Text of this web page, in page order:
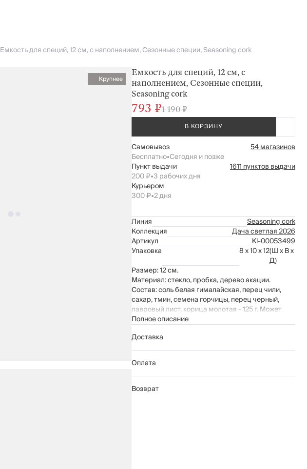
Емкость для специй, 12 см, с наполнением, Сезонные специи, Seasoning cork
Крупнее
Емкость для специй, 12 см, с
наполнением, Сезонные специи,
Seasoning cork
793 ₽1 190 ₽
В КОРЗИНУ
Самовывоз
54 магазинов
Бесплатно•Сегодня и позже
Пункт выдачи
1611 пунктов выдачи
200 ₽•3 рабочих дня
Курьером
300 ₽•2 дня
Линия
Seasoning cork
Коллекция
Дача светлая 2026
Артикул
Kl-00053499
Упаковка
8 x 10 x 12(Ш x В x
Д)
Размер: 12 см.
Материал: стекло, пробка, дерево акации.
Состав: соль белая гималайская, перец чили,
сахар, тмин, семена горчицы, перец черный,
лавровый лист, корица молотая - 125 г. Может
содержать следы горчицы и кунжута.
Срок годности: 2 года с даты изготовления. Дата
изготовления: декабрь 2025 г.
Рекомендации по уходу: протирать мягкой
влажной тканью.
Стеклянную емкость без крышки можно мыть в
Полное описание
Доставка
Оплата
Возврат